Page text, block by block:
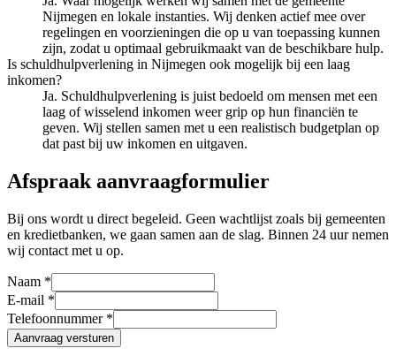
Nijmegen en lokale instanties. Wij denken actief mee over
regelingen en voorzieningen die op u van toepassing kunnen
zijn, zodat u optimaal gebruikmaakt van de beschikbare hulp.
Is schuldhulpverlening in Nijmegen ook mogelijk bij een laag
inkomen?
Ja. Schuldhulpverlening is juist bedoeld om mensen met een
laag of wisselend inkomen weer grip op hun financiën te
geven. Wij stellen samen met u een realistisch budgetplan op
dat past bij uw inkomen en uitgaven.
Afspraak aanvraagformulier
Bij ons wordt u direct begeleid. Geen wachtlijst zoals bij gemeenten
en kredietbanken, we gaan samen aan de slag. Binnen 24 uur nemen
wij contact met u op.
Naam *
E-mail *
Telefoonnummer *
Aanvraag versturen